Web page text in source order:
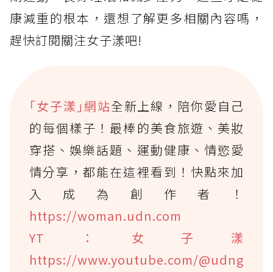
康減重的根本，還想了解更多相關內容嗎，
趕快訂閱關注女子漾吧!
｢女子漾｣網站全新上線，陪你愛自己
的每個樣子！最棒的美食旅遊、美妝
穿搭、娛樂話題、運動健康、情慾愛
情分享，都能在這裡看到！快點來加
入成為創作者！
https://woman.udn.com
YT：女子漾
https://www.youtube.com/@udng